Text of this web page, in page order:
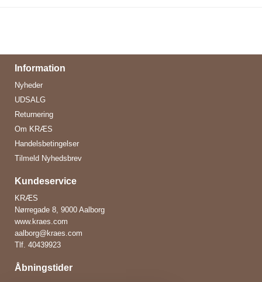
Information
Nyheder
UDSALG
Returnering
Om KRÆS
Handelsbetingelser
Tilmeld Nyhedsbrev
Kundeservice
KRÆS
Nørregade 8, 9000 Aalborg
www.kraes.com
aalborg@kraes.com
Tlf.40439923
Åbningstider